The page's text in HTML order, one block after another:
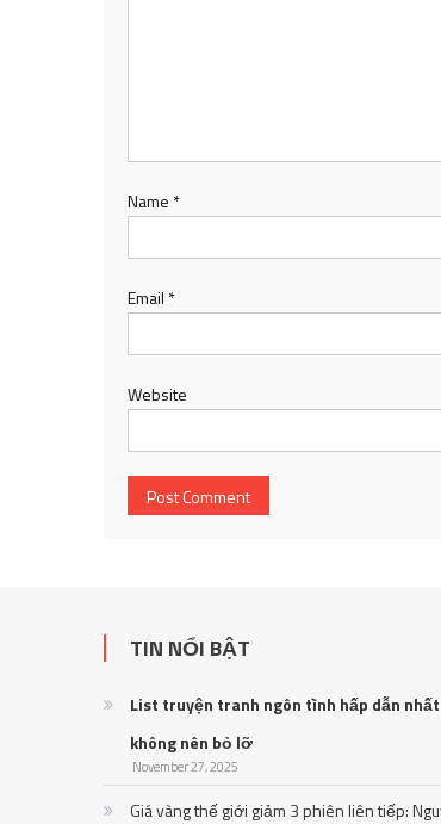
Name *
Email *
Website
TIN NỔI BẬT
List truyện tranh ngôn tình hấp dẫn
không nên bỏ lỡ
November 27, 2025
Giá vàng thế giới giảm 3 phiên liên tiếp: